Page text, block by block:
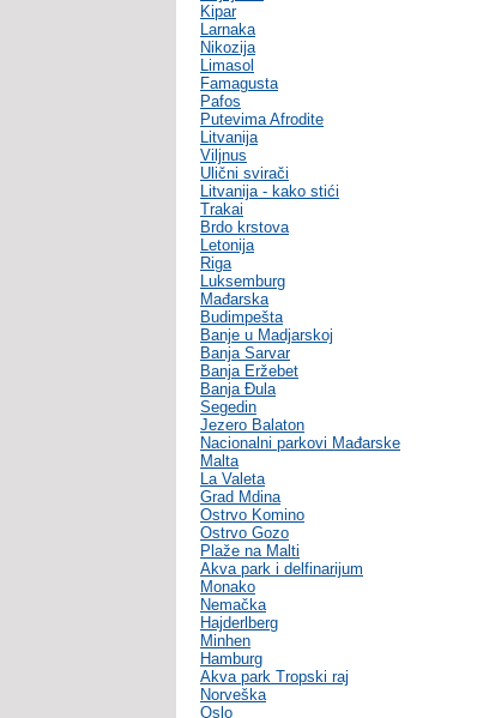
Kipar
Larnaka
Nikozija
Limasol
Famagusta
Pafos
Putevima Afrodite
Litvanija
Viljnus
Ulični svirači
Litvanija - kako stići
Trakai
Brdo krstova
Letonija
Riga
Luksemburg
Mađarska
Budimpešta
Banje u Madjarskoj
Banja Sarvar
Banja Eržebet
Banja Ðula
Segedin
Jezero Balaton
Nacionalni parkovi Mađarske
Malta
La Valeta
Grad Mdina
Ostrvo Komino
Ostrvo Gozo
Plaže na Malti
Akva park i delfinarijum
Monako
Nemačka
Hajderlberg
Minhen
Hamburg
Akva park Tropski raj
Norveška
Oslo